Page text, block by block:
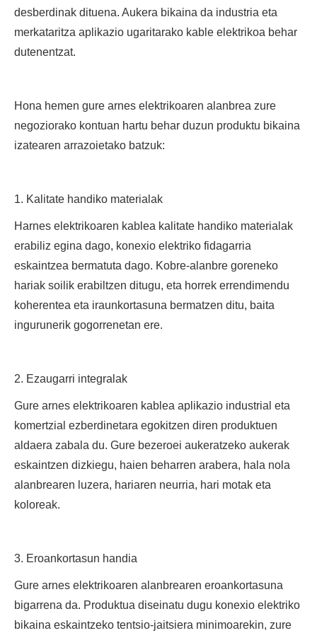
desberdinak dituena. Aukera bikaina da industria eta
merkataritza aplikazio ugaritarako kable elektrikoa behar
dutenentzat.
Hona hemen gure arnes elektrikoaren alanbrea zure
negoziorako kontuan hartu behar duzun produktu bikaina
izatearen arrazoietako batzuk:
1. Kalitate handiko materialak
Harnes elektrikoaren kablea kalitate handiko materialak
erabiliz egina dago, konexio elektriko fidagarria
eskaintzea bermatuta dago. Kobre-alanbre goreneko
hariak soilik erabiltzen ditugu, eta horrek errendimendu
koherentea eta iraunkortasuna bermatzen ditu, baita
ingurunerik gogorrenetan ere.
2. Ezaugarri integralak
Gure arnes elektrikoaren kablea aplikazio industrial eta
komertzial ezberdinetara egokitzen diren produktuen
aldaera zabala du. Gure bezeroei aukeratzeko aukerak
eskaintzen dizkiegu, haien beharren arabera, hala nola
alanbrearen luzera, hariaren neurria, hari motak eta
koloreak.
3. Eroankortasun handia
Gure arnes elektrikoaren alanbrearen eroankortasuna
bigarrena da. Produktua diseinatu dugu konexio elektriko
bikaina eskaintzeko tentsio-jaitsiera minimoarekin, zure